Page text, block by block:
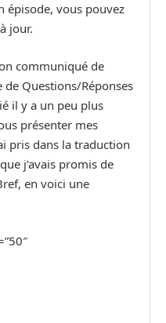
épisode, vous pouvez
jour.
communiqué de
Questions/Réponses
il y a un peu plus
présenter mes
pris dans la traduction
j’avais promis de
en voici une